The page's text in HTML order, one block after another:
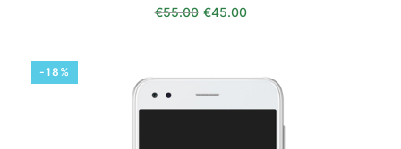
€55.00 O preço original era: €55.00.
€45.00O preço atual é:
-18%